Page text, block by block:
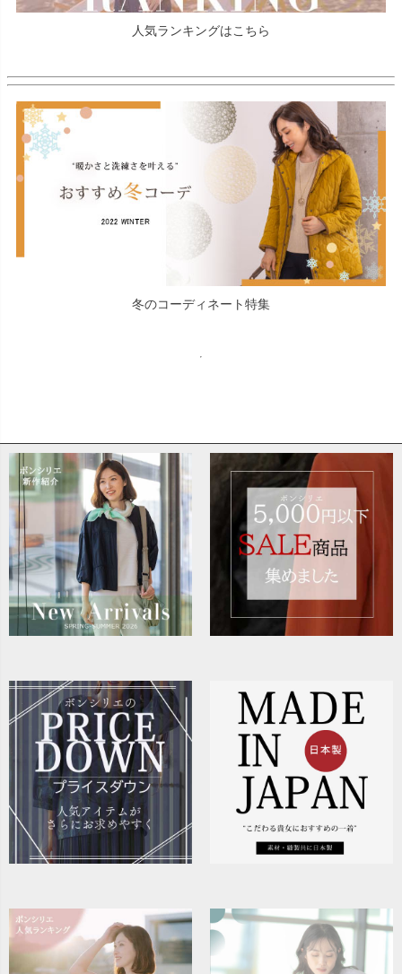
人気ランキングはこちら
冬のコーディネート特集